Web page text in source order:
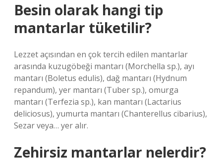
Besin olarak hangi tip
mantarlar tüketilir?
Lezzet açısından en çok tercih edilen mantarlar
arasında kuzugöbeği mantarı (Morchella sp.), ayı
mantarı (Boletus edulis), dağ mantarı (Hydnum
repandum), yer mantarı (Tuber sp.), omurga
mantarı (Terfezia sp.), kan mantarı (Lactarius
deliciosus), yumurta mantarı (Chanterellus cibarius),
Sezar veya… yer alır.
Zehirsiz mantarlar nelerdir?